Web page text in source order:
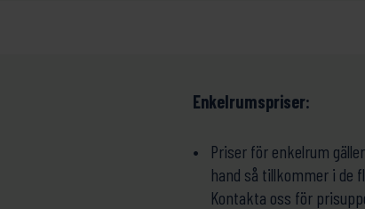
Enkelrumspriser:
Priser för enkelrum
hand så tillkommer i de
Kontakta oss för